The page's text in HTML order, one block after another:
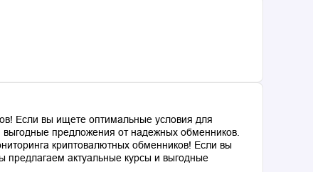
Если вы ищете оптимальные условия для
предложения от надежных обменников.
криптовалютных обменников! Если вы
актуальные курсы и выгодные